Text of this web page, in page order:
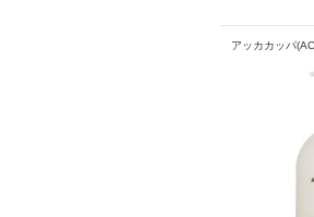
アッカカッパ